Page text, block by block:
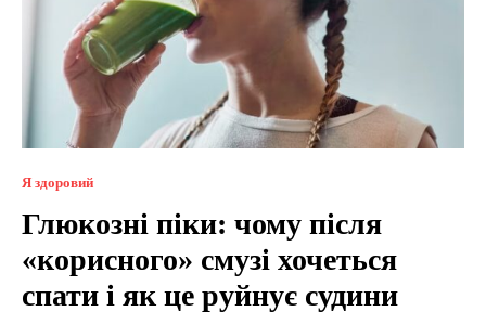
Я здоровий
Глюкозні піки: чому після
«корисного» смузі хочеться
спати і як це руйнує судини